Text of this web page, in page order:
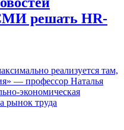
решать HR-